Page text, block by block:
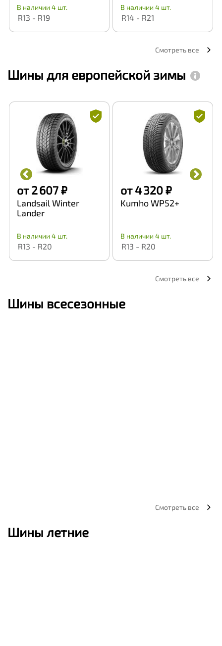
В наличии 4 шт.
R13 - R19
В наличии 4 шт.
R14 - R21
Смотреть все
Шины для европейской зимы
от 2 607 ₽
Landsail Winter
Lander
В наличии 4 шт.
R13 - R20
от 4 320 ₽
Kumho WP52+
В наличии 4 шт.
R13 - R20
Смотреть все
Шины всесезонные
Смотреть все
Шины летние